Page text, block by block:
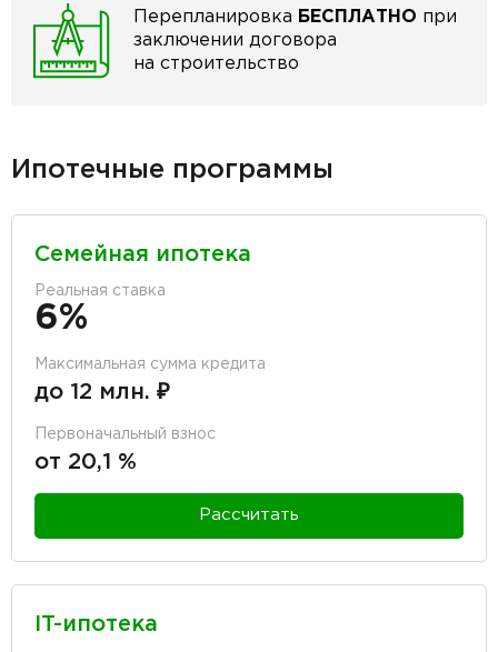
Перепланировка БЕСПЛАТНО при
заключении договора
на строительство
Ипотечные программы
Семейная ипотека
Реальная ставка
6%
Максимальная сумма кредита
до 12 млн. ₽
Первоначальный взнос
от 20,1 %
Рассчитать
IT-ипотека